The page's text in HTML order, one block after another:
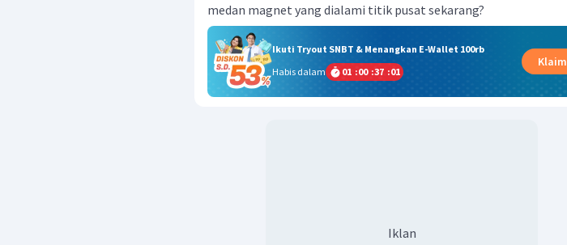
medan magnet yang dialami titik pusat sekarang?
Ikuti Tryout SNBT & Menangkan E-Wallet 100rb
Habis dalam
01 :00 :37 :01
Klaim
Iklan